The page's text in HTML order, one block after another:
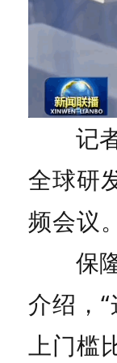
记
全球研
频会议。
保
介绍，“
上门槛